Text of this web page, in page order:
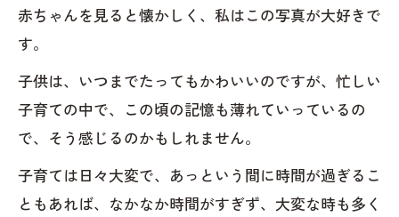
赤ちゃんを見ると懐かしく、私はこの写真が大好きで
す。
子供は、いつまでたってもかわいいのですが、忙しい
子育ての中で、この頃の記憶も薄れていっているの
で、そう感じるのかもしれません。
子育ては日々大変で、あっという間に時間が過ぎるこ
ともあれば、なかなか時間がすぎず、大変な時も多く